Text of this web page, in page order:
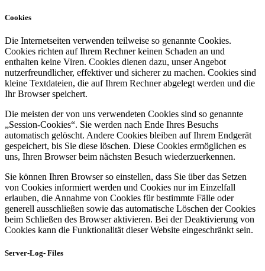
Cookies
Die Internetseiten verwenden teilweise so genannte Cookies.
Cookies richten auf Ihrem Rechner keinen Schaden an und
enthalten keine Viren. Cookies dienen dazu, unser Angebot
nutzerfreundlicher, effektiver und sicherer zu machen. Cookies sind
kleine Textdateien, die auf Ihrem Rechner abgelegt werden und die
Ihr Browser speichert.
Die meisten der von uns verwendeten Cookies sind so genannte
„Session-Cookies“. Sie werden nach Ende Ihres Besuchs
automatisch gelöscht. Andere Cookies bleiben auf Ihrem Endgerät
gespeichert, bis Sie diese löschen. Diese Cookies ermöglichen es
uns, Ihren Browser beim nächsten Besuch wiederzuerkennen.
Sie können Ihren Browser so einstellen, dass Sie über das Setzen
von Cookies informiert werden und Cookies nur im Einzelfall
erlauben, die Annahme von Cookies für bestimmte Fälle oder
generell ausschließen sowie das automatische Löschen der Cookies
beim Schließen des Browser aktivieren. Bei der Deaktivierung von
Cookies kann die Funktionalität dieser Website eingeschränkt sein.
Server-Log- Files